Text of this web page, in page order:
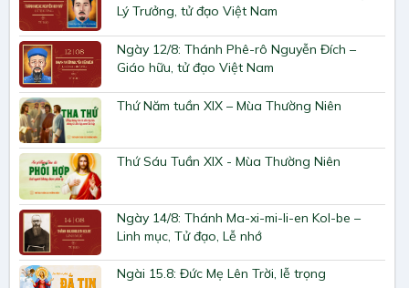
Lý Trưởng, tử đạo Việt Nam
Ngày 12/8: Thánh Phê-rô Nguyễn Đích –
Giáo hữu, tử đạo Việt Nam
Thứ Năm tuần XIX – Mùa Thường Niên
Thứ Sáu Tuần XIX - Mùa Thường Niên
Ngày 14/8: Thánh Ma-xi-mi-li-en Kol-be –
Linh mục, Tử đạo, Lễ nhớ
Ngài 15.8: Đức Mẹ Lên Trời, lễ trọng